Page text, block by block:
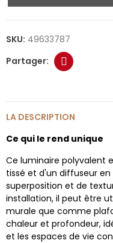
SKU: 49633787
LA DESCRIPTION
Ce qui le rend unique
Ce luminaire polyvalent
tissé et d'un diffuseur
superposition et de
installation, il peut être
murale que comme
chaleur et profondeur,
et les espaces de vie